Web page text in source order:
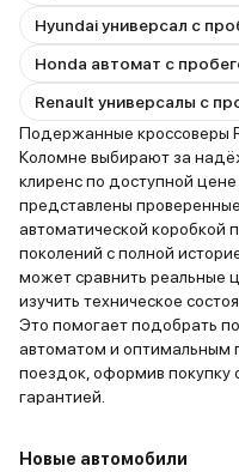
Hyundai универсал с
Honda автомат с
Renault универсалы с
Подержанные кроссоверы
Коломне выбирают за
клиренс по доступной
представлены
автоматической коробкой
поколений с полной
может сравнить реальные
изучить техническое
Это помогает подобрать
автоматом и оптимальным
поездок, оформив покупку
гарантией.
Новые автомобили